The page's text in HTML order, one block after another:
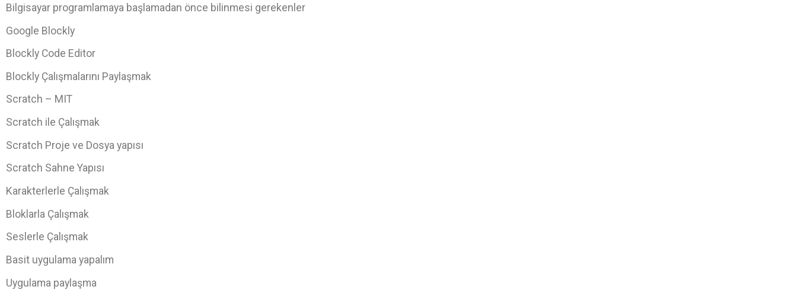
Bilgisayar programlamaya başlamadan önce bilinmesi gerekenler
Google Blockly
Blockly Code Editor
Blockly Çalışmalarını Paylaşmak
Scratch – MIT
Scratch ile Çalışmak
Scratch Proje ve Dosya yapısı
Scratch Sahne Yapısı
Karakterlerle Çalışmak
Bloklarla Çalışmak
Seslerle Çalışmak
Basit uygulama yapalım
Uygulama paylaşma